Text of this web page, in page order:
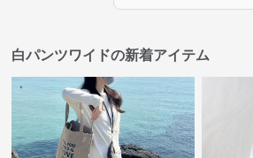
白パンツワイドの新着アイテム